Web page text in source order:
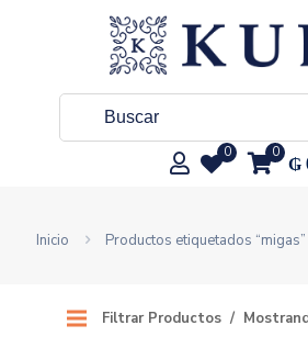
0 0 ₲
Inicio Productos etiquetados “migas”
Filtrar Productos